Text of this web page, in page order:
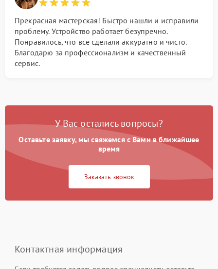
Прекрасная мастерская! Быстро нашли и исправили
проблему. Устройство работает безупречно.
Понравилось, что все сделали аккуратно и чисто.
Благодарю за профессионализм и качественный
сервис.
У Вас остались вопросы?
Оставьте заявку, мы свяжемся с Вами в ближайшее
время
Заказать звонок
Контактная информация